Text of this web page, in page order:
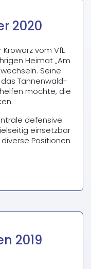
2020
vom VfL
Heimat „Am
Seine
Tannenwald-
möchte, die
defensive
einsetzbar
Positionen
2019